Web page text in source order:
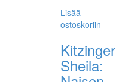
Lisää
ostoskoriin
Kitzinger
Sheila: